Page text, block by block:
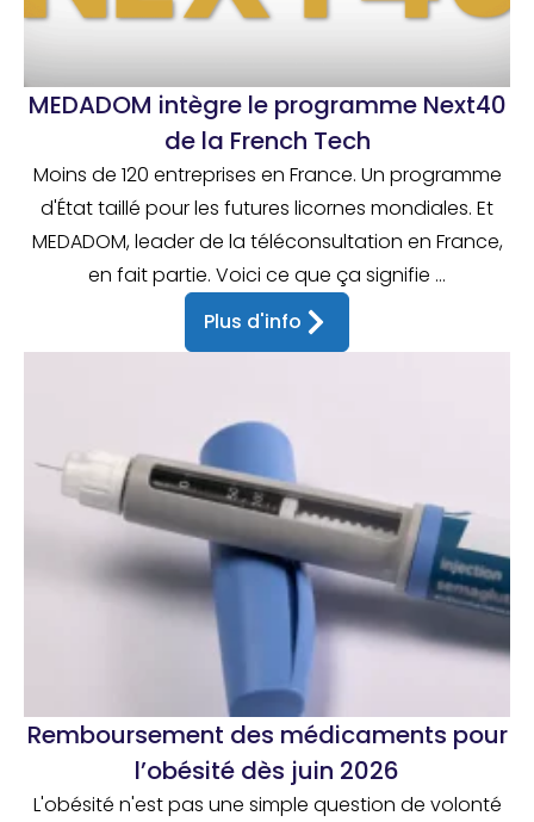
MEDADOM intègre le programme Next40
de la French Tech
Moins de 120 entreprises en France. Un programme
d'État taillé pour les futures licornes mondiales. Et
MEDADOM, leader de la téléconsultation en France,
en fait partie. Voici ce que ça signifie ...
Plus d'info
Remboursement des médicaments pour
l’obésité dès juin 2026
L'obésité n'est pas une simple question de volonté